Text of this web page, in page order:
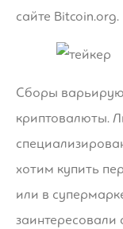
сайте Bitcoin.org.
Сборы
криптовалюты.
хотим купить
или в